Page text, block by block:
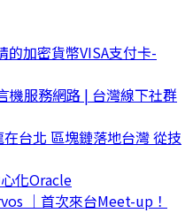
的加密貨幣VISA支付卡-
機服務網路 | 台灣線下社群
台北 區塊鏈落地台灣 從技
化Oracle
｜首次來台Meet-up！